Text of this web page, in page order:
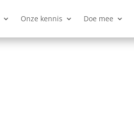
Onze kennis Doe mee